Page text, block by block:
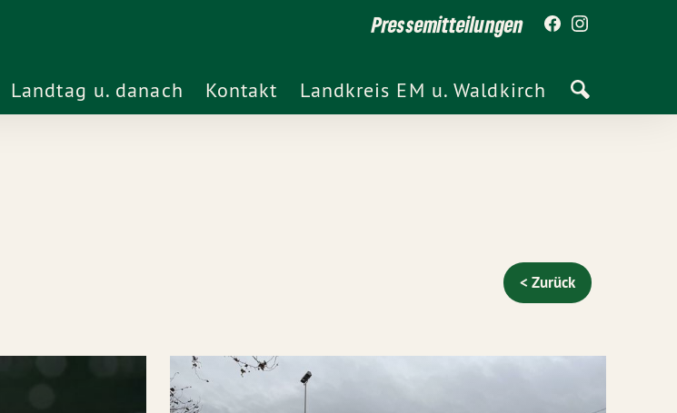
Pressemitteilungen
Landtag u. danach Kontakt Landkreis EM u. Waldkirch
< Zurück